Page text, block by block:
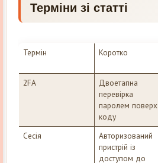
Терміни зі статті
Термін Коротко
2FA
Двоетапна
перевірка
паролем поверх
коду
Сесія
Авторизований
пристрій із
доступом до